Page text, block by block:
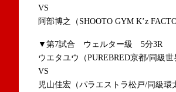
VS
阿部博之（SHOOTO GYM K’z
▼第7試合 ウェルター級 5分3R
ウエタユウ（PUREBRED京都/同級世
VS
児山佳宏（パラエストラ松戸/同級環